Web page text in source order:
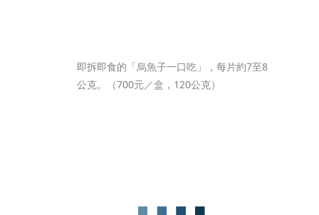
即拆即食的「烏魚子一口吃」，每片約7至8
公克。（700元／盒，120公克）